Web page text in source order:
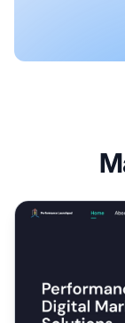
Programa de